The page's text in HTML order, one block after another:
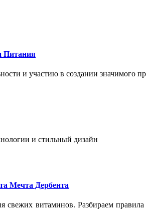
Питания
и участию в создании значимого
и стильный дизайн
Мечта Дербента
витаминов. Разбираем